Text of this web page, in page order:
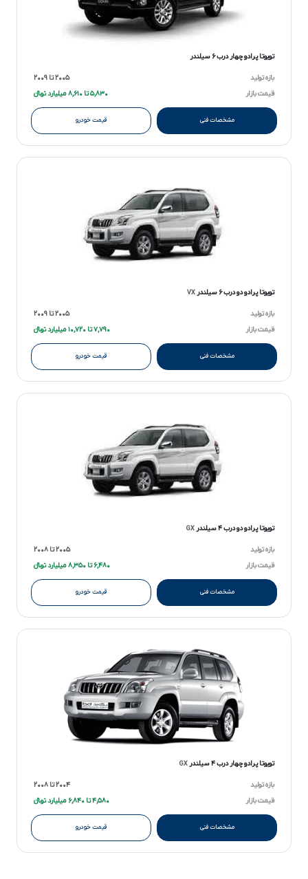
تویوتا پرادو چهار درب ۶ سیلندر
بازه تولید
۲۰۰۵ تا ۲۰۰۹
قیمت بازار
۵,۸۳۰ تا ۸,۶۱۰ میلیارد تومانءءء
مشخصات فنی قیمت خودرو
تویوتا پرادو دو درب ۶ سیلندر VX
بازه تولید
۲۰۰۵ تا ۲۰۰۹
قیمت بازار
۷,۷۹۰ تا ۱۰,۷۲۰ میلیارد تومانءءء
مشخصات فنی قیمت خودرو
تویوتا پرادو دو درب ۴ سیلندر GX
بازه تولید
۲۰۰۵ تا ۲۰۰۸
قیمت بازار
۶,۴۸۰ تا ۸,۳۵۰ میلیارد تومانءءء
مشخصات فنی قیمت خودرو
تویوتا پرادو چهار درب ۴ سیلندر GX
بازه تولید
۲۰۰۴ تا ۲۰۰۸
قیمت بازار
۴,۵۸۰ تا ۶,۸۴۰ میلیارد تومانءءء
مشخصات فنی قیمت خودرو